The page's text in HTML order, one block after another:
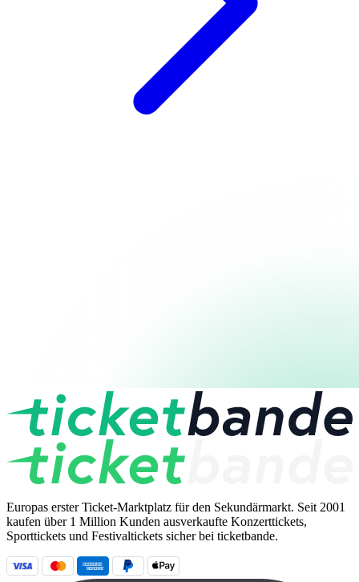
Europas erster Ticket-Marktplatz für den Sekundärmarkt. Seit 2001
kaufen über 1 Million Kunden ausverkaufte Konzerttickets,
Sporttickets und Festivaltickets sicher bei ticketbande.